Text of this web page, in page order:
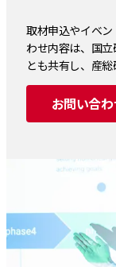
取材申込やイベ
わせ内容は、国立
とも共有し、産
お問い合